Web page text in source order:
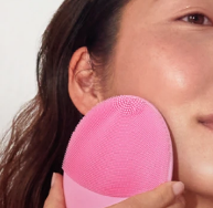
FAQ™ Pure
issa™ Teeth
English
Français
Polski
Türkçe
简体